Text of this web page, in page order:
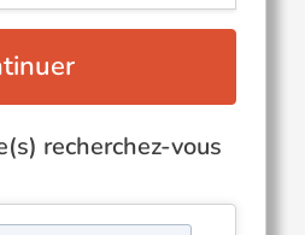
recherchez-vous